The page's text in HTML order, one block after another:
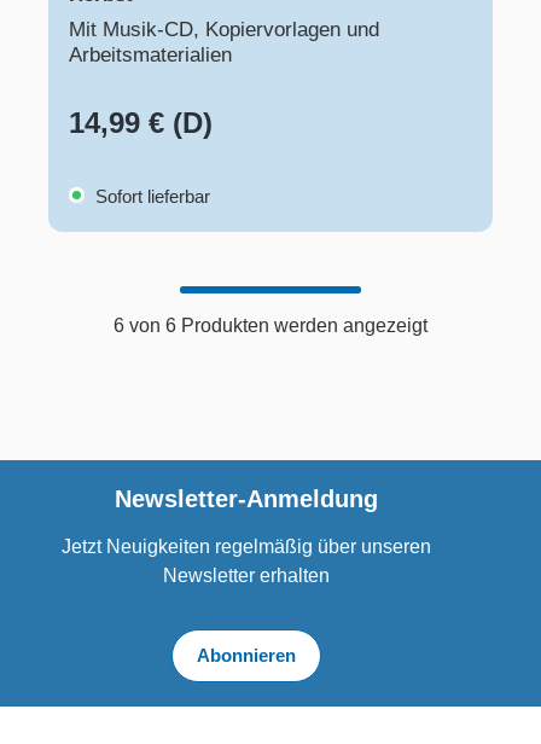
Mit Musik-CD, Kopiervorlagen und
Arbeitsmaterialien
14,99 € (D)
Sofort lieferbar
6 von 6 Produkten werden angezeigt
Newsletter-Anmeldung
Jetzt Neuigkeiten regelmäßig über unseren
Newsletter erhalten
Abonnieren